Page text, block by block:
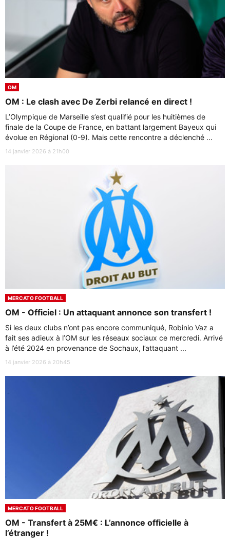
OM
OM : Le clash avec De Zerbi relancé en direct !
L’Olympique de Marseille s’est qualifié pour les huitièmes de
finale de la Coupe de France, en battant largement Bayeux qui
évolue en Régional (0-9). Mais cette rencontre a déclenché ...
14 janvier 2026 à 21h00
MERCATO FOOTBALL
OM - Officiel : Un attaquant annonce son transfert !
Si les deux clubs n’ont pas encore communiqué, Robinio Vaz a
fait ses adieux à l’OM sur les réseaux sociaux ce mercredi. Arrivé
à l’été 2024 en provenance de Sochaux, l’attaquant ...
14 janvier 2026 à 20h45
MERCATO FOOTBALL
OM - Transfert à 25M€ : L’annonce officielle à
l’étranger !